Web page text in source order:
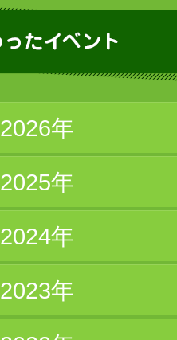
2026年
2025年
2024年
2023年